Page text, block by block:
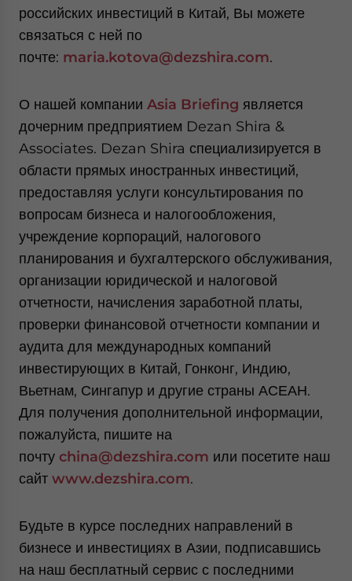
российских инвестиций в Китай, Вы можете
связаться с ней по
почте: maria.kotova@dezshira.com.
О нашей компании Asia Briefing является
дочерним предприятием Dezan Shira &
Associates. Dezan Shira специализируется в
области прямых иностранных инвестиций,
предоставляя услуги консультирования по
вопросам бизнеса и налогообложения,
учреждение корпораций, налогового
планирования и бухгалтерского обслуживания,
организации юридической и налоговой
отчетности, начисления заработной платы,
проверки финансовой отчетности компании и
аудита для международных компаний
инвестирующих в Китай, Гонконг, Индию,
Вьетнам, Сингапур и другие страны АСЕАН.
Для получения дополнительной информации,
пожалуйста, пишите на
почту china@dezshira.com или посетите наш
сайт www.dezshira.com.
Будьте в курсе последних направлений в
бизнесе и инвестициях в Азии, подписавшись
на наш бесплатный сервис с последними